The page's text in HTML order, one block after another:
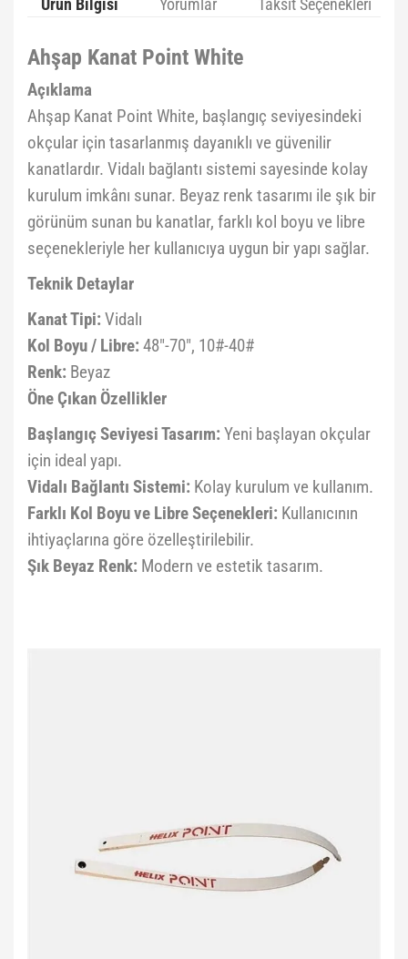
Ürün Bilgisi Yorumlar Taksit Seçenekleri
Ahşap Kanat Point White
Açıklama
Ahşap Kanat Point White, başlangıç seviyesindeki
okçular için tasarlanmış dayanıklı ve güvenilir
kanatlardır. Vidalı bağlantı sistemi sayesinde kolay
kurulum imkânı sunar. Beyaz renk tasarımı ile şık bir
görünüm sunan bu kanatlar, farklı kol boyu ve libre
seçenekleriyle her kullanıcıya uygun bir yapı sağlar.
Teknik Detaylar
Kanat Tipi: Vidalı
Kol Boyu / Libre: 48"-70", 10#-40#
Renk: Beyaz
Öne Çıkan Özellikler
Başlangıç Seviyesi Tasarım: Yeni başlayan okçular
için ideal yapı.
Vidalı Bağlantı Sistemi: Kolay kurulum ve kullanım.
Farklı Kol Boyu ve Libre Seçenekleri: Kullanıcının
ihtiyaçlarına göre özelleştirilebilir.
Şık Beyaz Renk: Modern ve estetik tasarım.